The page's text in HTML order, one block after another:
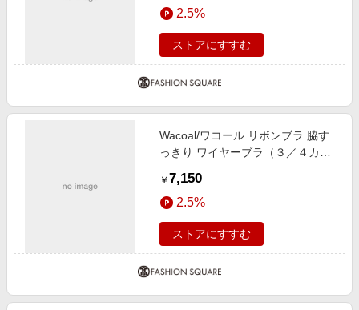
2.5%
ストアにすすむ
Wacoal/ワコール リボンブラ 脇す
っきり ワイヤーブラ（３／４カッ
￥ 7,150
2.5%
ストアにすすむ